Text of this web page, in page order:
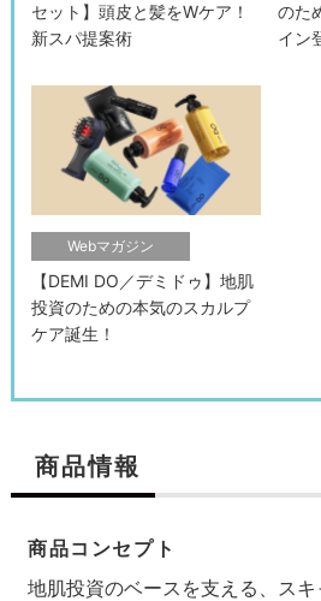
セット】頭皮と髪をWケア！
新スパ提案術
のた
イン
Webマガジン
【DEMI DO／デミドゥ】地肌
投資のための本気のスカルプ
ケア誕生！
商品情報
商品コンセプト
地肌投資のベースを支える、ス